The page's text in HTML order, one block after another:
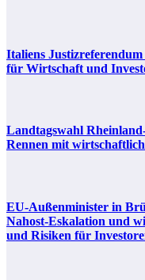
Italiens
für Wirtschaft und
Landtagswahl
Rennen mit
EU-Außenminister in
Nahost-Eskalation und
und Risiken für